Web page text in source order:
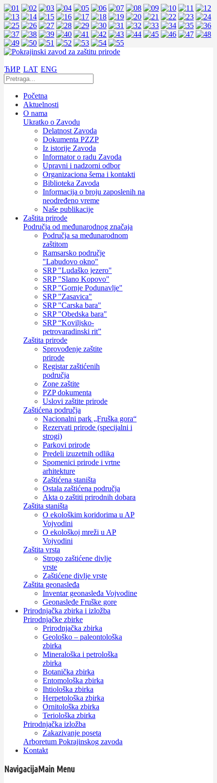
ЋИР LAT ENG
Početna
Aktuelnosti
O nama
Ukratko o Zavodu
Delatnost Zavoda
Dokumenta PZZP
Iz istorije Zavoda
Informator o radu Zavoda
Upravni i nadzorni odbor
Organizaciona šema i kontakti
Biblioteka Zavoda
Informacija o broju zaposlenih na
neodređeno vreme
Naše publikacije
Zaštita prirode
Područja od međunarodnog značaja
Područja sa međunarodnom
zaštitom
Ramsarsko područje
"Labudovo okno"
SRP "Ludaško jezero"
SRP "Slano Kopovo"
SRP "Gornje Podunavlje"
SRP "Zasavica"
SRP "Carska bara"
SRP "Obedska bara"
SRP “Koviljsko-
petrovaradinski rit”
Zaštita prirode
Sprovođenje zaštite
prirode
Registar zaštićenih
područja
Zone zaštite
PZP dokumenta
Uslovi zaštite prirode
Zaštićena područja
Nacionalni park „Fruška gora“
Rezervati prirode (specijalni i
strogi)
Parkovi prirode
Predeli izuzetnih odlika
Spomenici prirode i vrtne
arhitekture
Zaštićena staništa
Ostala zaštićena područja
Akta o zaštiti prirodnih dobara
Zaštita staništa
O ekološkim koridorima u AP
Vojvodini
O ekološkoj mreži u AP
Vojvodini
Zaštita vrsta
Strogo zaštićene divlje
vrste
Zaštićene divlje vrste
Zaštita geonasleđa
Inventar geonasleđa Vojvodine
Geonasleđe Fruške gore
Prirodnjačka zbirka i izložba
Prirodnjačke zbirke
Prirodnjačka zbirka
Geološko – paleontološka
zbirka
Mineraloška i petrološka
zbirka
Botanička zbirka
Entomološka zbirka
Ihtiološka zbirka
Herpetološka zbirka
Ornitološka zbirka
Teriološka zbirka
Prirodnjačka izložba
Zakazivanje poseta
Arboretum Pokrajinskog zavoda
Kontakt
NavigacijaMain Menu